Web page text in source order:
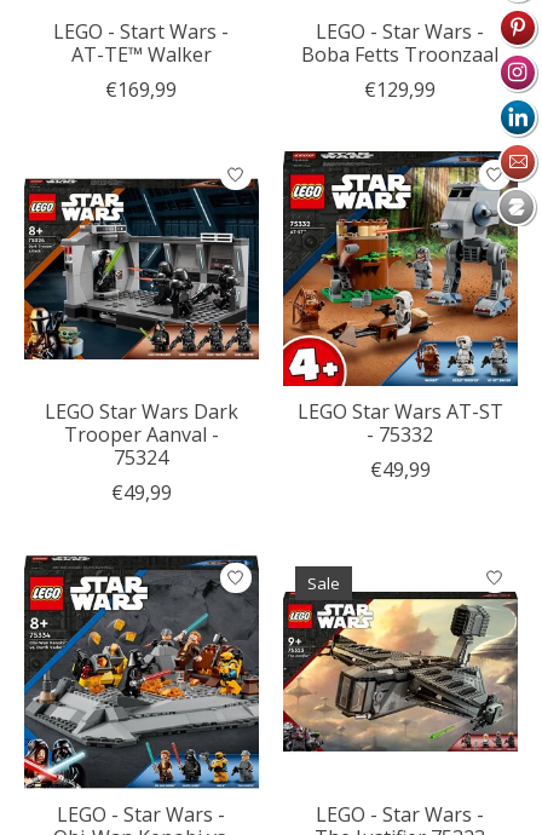
LEGO - Start Wars -
AT-TE™ Walker
€169,99
LEGO - Star Wars -
Boba Fetts Troonzaal
€129,99
LEGO Star Wars Dark
Trooper Aanval -
75324
€49,99
LEGO Star Wars AT-ST
- 75332
€49,99
LEGO - Star Wars -
Sale
LEGO - Star Wars -